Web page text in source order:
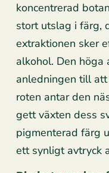
koncentrerad
stort utslag i färg,
extraktionen sker
alkohol. Den höga
anledningen till
roten antar den
gett växten dess
pigmenterad färg
ett synligt avtryck